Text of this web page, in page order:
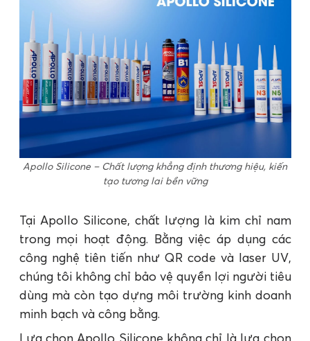
Apollo Silicone – Chất lượng khẳng định thương hiệu, kiến
tạo tương lai bền vững
Tại Apollo Silicone, chất lượng là kim chỉ nam
trong mọi hoạt động. Bằng việc áp dụng các
công nghệ tiên tiến như QR code và laser UV,
chúng tôi không chỉ bảo vệ quyền lợi người tiêu
dùng mà còn tạo dựng môi trường kinh doanh
minh bạch và công bằng.